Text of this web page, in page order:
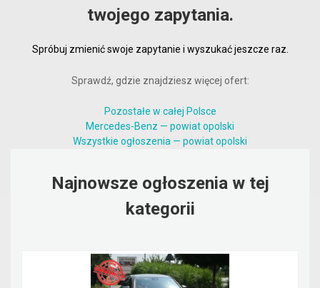
twojego zapytania.
Spróbuj zmienić swoje zapytanie i wyszukać jeszcze raz.
Sprawdź, gdzie znajdziesz więcej ofert:
Pozostałe w całej Polsce
Mercedes-Benz — powiat opolski
Wszystkie ogłoszenia — powiat opolski
Najnowsze ogłoszenia w tej
kategorii